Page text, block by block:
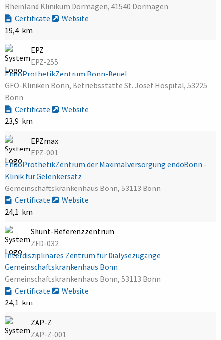
Rheinland Klinikum Dormagen, 41540 Dormagen
Certificate
Website
19,4 km
EPZ
EPZ-255
EndoProthetikZentrum Bonn-Beuel
GFO-Kliniken Bonn, Betriebsstätte St. Josef Hospital, 53225
Bonn
Certificate
Website
23,9 km
EPZmax
EPZ-001
EndoProthetikZentrum der Maximalversorgung endoBonn -
Klinik für Gelenkersatz
Gemeinschaftskrankenhaus Bonn, 53113 Bonn
Certificate
Website
24,1 km
Shunt-Referenzzentrum
ZFD-032
Interdisziplinäres Zentrum für Dialysezugänge
Gemeinschaftskrankenhaus Bonn
Gemeinschaftskrankenhaus Bonn, 53113 Bonn
Certificate
Website
24,1 km
ZAP-Z
ZAP-Z-001